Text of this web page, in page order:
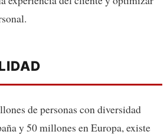
de personas con diversidad
y 50 millones en Europa, existe